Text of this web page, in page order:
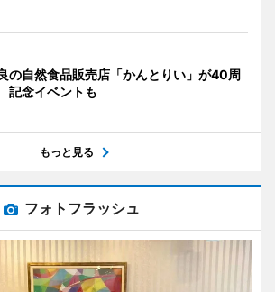
の自然食品販売店「かんとりい」が40周
念イベントも
もっと見る
フォトフラッシュ